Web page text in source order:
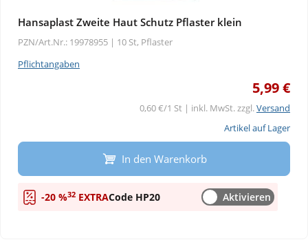
Hansaplast Zweite Haut Schutz Pflaster klein
PZN/Art.Nr.: 19978955 | 10 St, Pflaster
Pflichtangaben
5,99 €
0,60 €/1 St | inkl. MwSt. zzgl.Versand
Artikel auf Lager
In den Warenkorb
-20 %32 EXTRACode HP20 Aktivieren